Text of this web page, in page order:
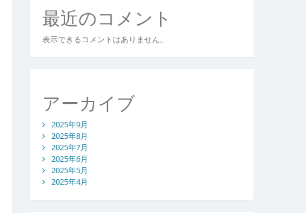
最近のコメント
表示できるコメントはありません。
アーカイブ
2025年9月
2025年8月
2025年7月
2025年6月
2025年5月
2025年4月